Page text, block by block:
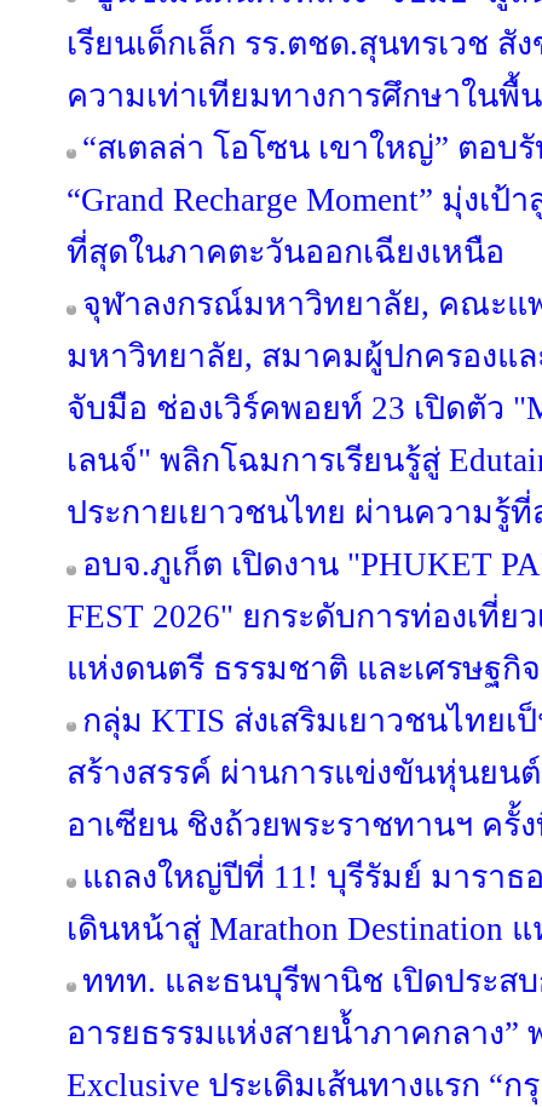
เรียนเด็กเล็ก รร.ตชด.สุนทรเวช สั
ความเท่าเทียมทางการศึกษาในพื้
“สเตลล่า โอโซน เขาใหญ่” ตอบ
“Grand Recharge Moment” มุ่งเป้
ที่สุดในภาคตะวันออกเฉียงเหนือ
จุฬาลงกรณ์มหาวิทยาลัย, คณะแ
มหาวิทยาลัย, สมาคมผู้ปกครองแล
จับมือ ช่องเวิร์คพอยท์ 23 เปิดตัว
เลนจ์" พลิกโฉมการเรียนรู้สู่
ประกายเยาวชนไทย ผ่านความรู้ที่
อบจ.ภูเก็ต เปิดงาน "PHUKET
FEST 2026" ยกระดับการท่องเที่ย
แห่งดนตรี ธรรมชาติ และเศรษฐกิ
กลุ่ม KTIS ส่งเสริมเยาวชนไทย
สร้างสรรค์ ผ่านการแข่งขันหุ่นยน
อาเซียน ชิงถ้วยพระราชทานฯ ครั้
แถลงใหญ่ปีที่ 11! บุรีรัมย์ มาราธ
เดินหน้าสู่ Marathon Destination แ
ททท. และธนบุรีพานิช เปิดประสบ
อารยธรรมแห่งสายน้ำภาคกลาง”
Exclusive ประเดิมเส้นทางแรก “ก